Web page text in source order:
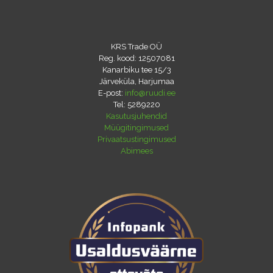
KRS Trade OÜ
Reg. kood: 12507081
Kanarbiku tee 15/3
Järveküla, Harjumaa
E-post: info@ruudi.ee
Tel: 5289220
Kasutusjuhendid
Müügitingimused
Privaatsustingimused
Abimees